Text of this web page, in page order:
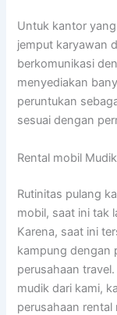
Untuk kantor
jemput karyawan
berkomunikasi
menyediakan
peruntukan
sesuai dengan
Rental mobil
Rutinitas pulang
mobil, saat ini tak
Karena, saat ini
kampung dengan
perusahaan
mudik dari kami,
perusahaan